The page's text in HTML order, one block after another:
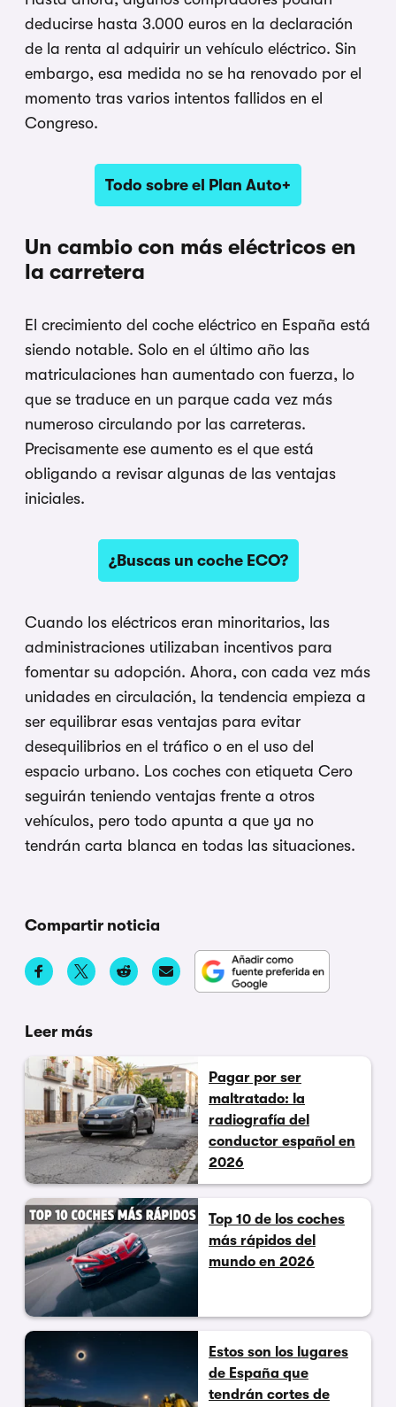
deducirse hasta 3.000 euros en la declaración
de la renta al adquirir un vehículo eléctrico. Sin
embargo, esa medida no se ha renovado por el
momento tras varios intentos fallidos en el
Congreso.
Todo sobre el Plan Auto+
Un cambio con más eléctricos en
la carretera
El crecimiento del coche eléctrico en España está
siendo notable. Solo en el último año las
matriculaciones han aumentado con fuerza, lo
que se traduce en un parque cada vez más
numeroso circulando por las carreteras.
Precisamente ese aumento es el que está
obligando a revisar algunas de las ventajas
iniciales.
¿Buscas un coche ECO?
Cuando los eléctricos eran minoritarios, las
administraciones utilizaban incentivos para
fomentar su adopción. Ahora, con cada vez más
unidades en circulación, la tendencia empieza a
ser equilibrar esas ventajas para evitar
desequilibrios en el tráfico o en el uso del
espacio urbano. Los coches con etiqueta Cero
seguirán teniendo ventajas frente a otros
vehículos, pero todo apunta a que ya no
tendrán carta blanca en todas las situaciones.
Compartir noticia
Leer más
Pagar por ser
maltratado: la
radiografía del
conductor español en
2026
Top 10 de los coches
más rápidos del
mundo en 2026
Estos son los lugares
de España que
tendrán cortes de